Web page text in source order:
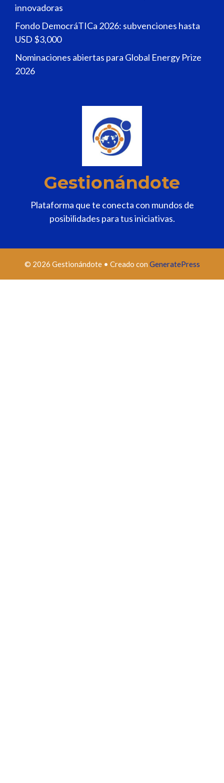
innovadoras
Fondo DemocráTICa 2026: subvenciones hasta
USD $3,000
Nominaciones abiertas para Global Energy Prize
2026
Gestionándote
Plataforma que te conecta con mundos de
posibilidades para tus iniciativas.
© 2026 Gestionándote• Creado con GeneratePress